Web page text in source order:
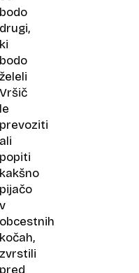
bodo
drugi,
ki
bodo
želeli
Vršič
le
prevoziti
ali
popiti
kakšno
pijačo
v
obcestnih
kočah,
zvrstili
pred